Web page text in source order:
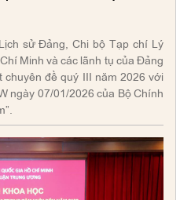
sử Đảng, Chi bộ Tạp chí Lý
Minh và các lãnh tụ của Đảng
đề quý III năm 2026 với
ngày 07/01/2026 của Bộ Chính